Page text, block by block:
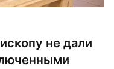
не дали